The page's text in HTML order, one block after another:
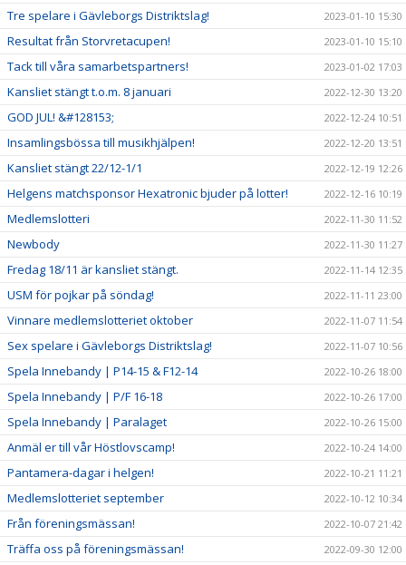
Tre spelare i Gävleborgs Distriktslag! 2023-01-10 15:30
Resultat från Storvretacupen! 2023-01-10 15:10
Tack till våra samarbetspartners! 2023-01-02 17:03
Kansliet stängt t.o.m. 8 januari 2022-12-30 13:20
GOD JUL! &#128153; 2022-12-24 10:51
Insamlingsbössa till musikhjälpen! 2022-12-20 13:51
Kansliet stängt 22/12-1/1 2022-12-19 12:26
Helgens matchsponsor Hexatronic bjuder på lotter! 2022-12-16 10:19
Medlemslotteri 2022-11-30 11:52
Newbody 2022-11-30 11:27
Fredag 18/11 är kansliet stängt. 2022-11-14 12:35
USM för pojkar på söndag! 2022-11-11 23:00
Vinnare medlemslotteriet oktober 2022-11-07 11:54
Sex spelare i Gävleborgs Distriktslag! 2022-11-07 10:56
Spela Innebandy | P14-15 & F12-14 2022-10-26 18:00
Spela Innebandy | P/F 16-18 2022-10-26 17:00
Spela Innebandy | Paralaget 2022-10-26 15:00
Anmäl er till vår Höstlovscamp! 2022-10-24 14:00
Pantamera-dagar i helgen! 2022-10-21 11:21
Medlemslotteriet september 2022-10-12 10:34
Från föreningsmässan! 2022-10-07 21:42
Träffa oss på föreningsmässan! 2022-09-30 12:00